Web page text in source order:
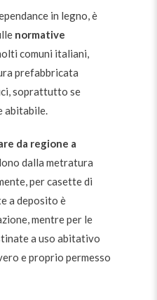
in legno, è
normative
comuni italiani,
prefabbricata
soprattutto se
abitabile.
da regione a
dalla metratura
per casette di
a deposito è
mentre per le
a uso abitativo
e proprio permesso